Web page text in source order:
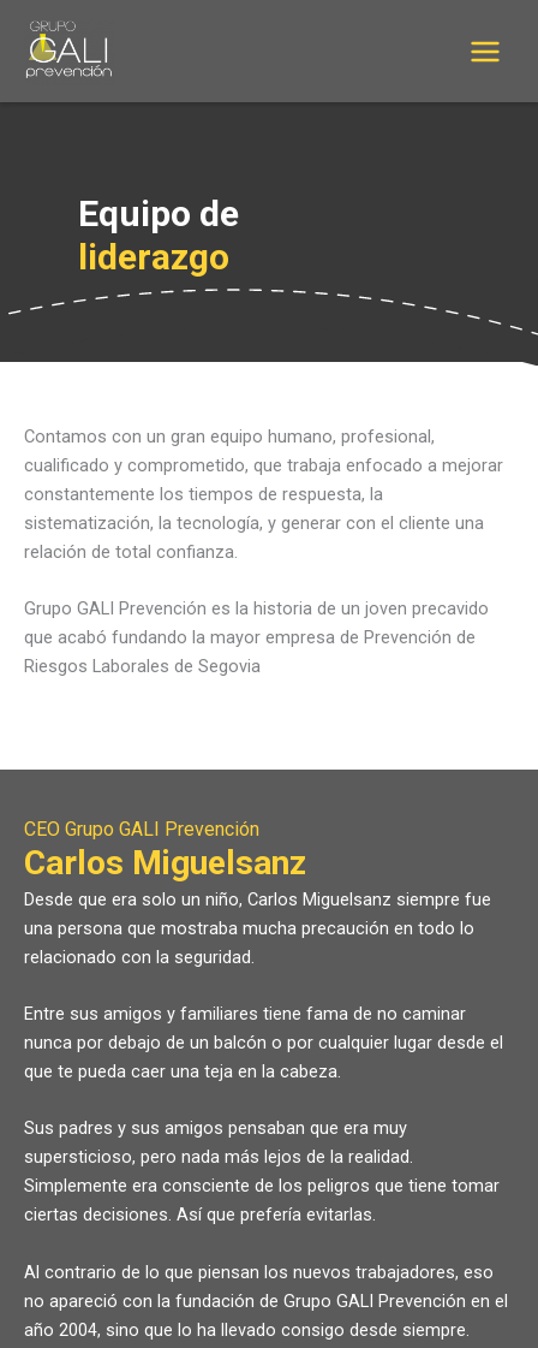
contenido
Menu
Equipo de
liderazgo
Contamos con un gran equipo humano, profesional,
cualificado y comprometido, que trabaja enfocado a mejorar
constantemente los tiempos de respuesta, la
sistematización, la tecnología, y generar con el cliente una
relación de total confianza.
Grupo GALI Prevención es la historia de un joven precavido
que acabó fundando la mayor empresa de Prevención de
Riesgos Laborales de Segovia
CEO Grupo GALI Prevención
Carlos Miguelsanz
Desde que era solo un niño, Carlos Miguelsanz siempre fue
una persona que mostraba mucha precaución en todo lo
relacionado con la seguridad.
Entre sus amigos y familiares tiene fama de no caminar
nunca por debajo de un balcón o por cualquier lugar desde el
que te pueda caer una teja en la cabeza.
Sus padres y sus amigos pensaban que era muy
supersticioso, pero nada más lejos de la realidad.
Simplemente era consciente de los peligros que tiene tomar
ciertas decisiones. Así que prefería evitarlas.
Al contrario de lo que piensan los nuevos trabajadores, eso
no apareció con la fundación de Grupo GALI Prevención en el
año 2004, sino que lo ha llevado consigo desde siempre.